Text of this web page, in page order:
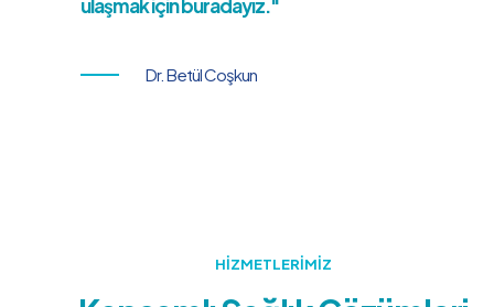
ulaşmak için buradayız."
Dr. Betül Coşkun
HİZMETLERİMİZ